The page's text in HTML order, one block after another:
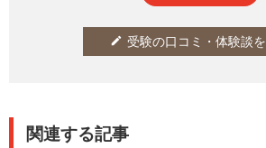
edit 受験の口コミ・体験談を
関連する記事